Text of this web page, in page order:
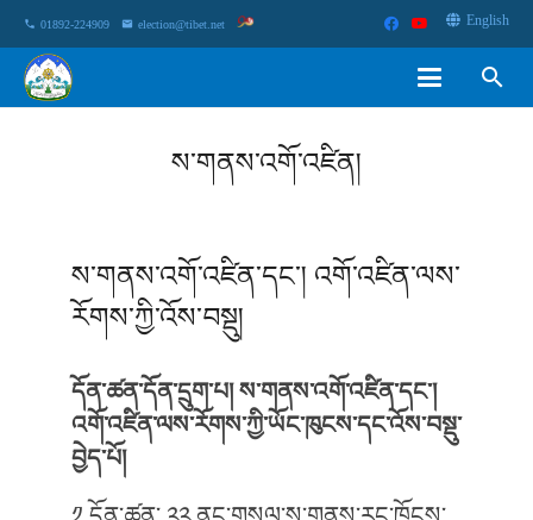
phone 01892-224909 email election@tibet.net English
search
ས་གནས་འགོ་འཛིན།
ས་གནས་འགོ་འཛིན་དང༌། འགོ་འཛིན་ལས་
རོགས་ཀྱི་འོས་བསྡུ།
དོན་ཚན་དོན་དྲུག་པ། ས་གནས་འགོ་འཛིན་དང༌།
འགོ་འཛིན་ལས་རོགས་ཀྱི་ཡོང་ཁུངས་དང་འོས་བསྡུ་
བྱེད་པོ།